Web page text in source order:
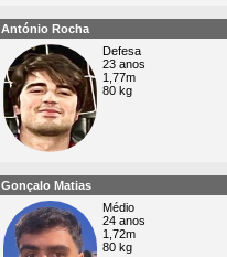
António Rocha
Defesa
23 anos
1,77m
80 kg
Gonçalo Matias
Médio
24 anos
1,72m
80 kg